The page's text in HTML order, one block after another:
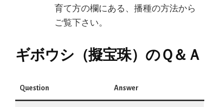
育て方の欄にある、播種の方法から
ご覧下さい。
ギボウシ（擬宝珠）のＱ＆Ａ
Question Answer